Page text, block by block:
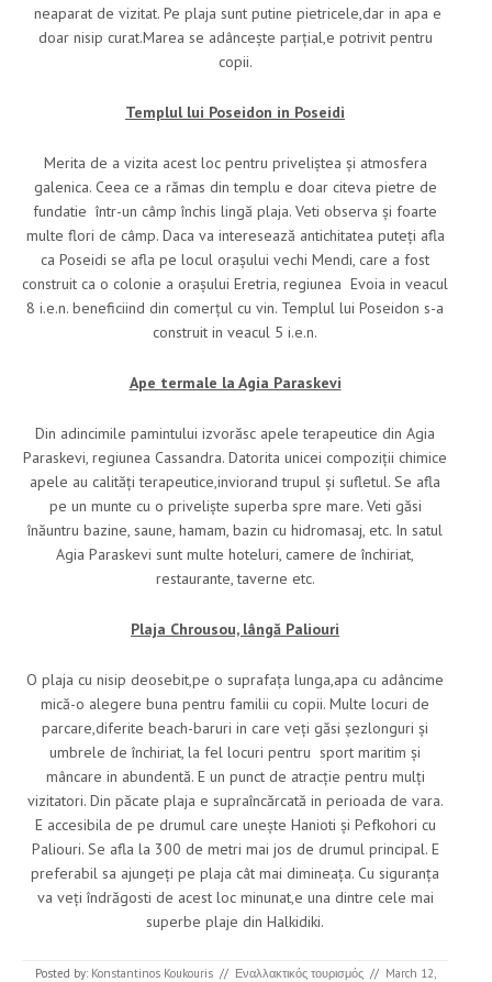
neaparat de vizitat. Pe plaja sunt putine pietricele,dar in apa e
doar nisip curat.Marea se adâncește parțial,e potrivit pentru
copii.
Templul lui Poseidon in Poseidi
Merita de a vizita acest loc pentru priveliștea și atmosfera
galenica. Ceea ce a rămas din templu e doar citeva pietre de
fundatie într-un câmp închis lingă plaja. Veti observa și foarte
multe flori de câmp. Daca va interesează antichitatea puteți afla
ca Poseidi se afla pe locul orașului vechi Mendi, care a fost
construit ca o colonie a orașului Eretria, regiunea Evoia in veacul
8 i.e.n. beneficiind din comerțul cu vin. Templul lui Poseidon s-a
construit in veacul 5 i.e.n.
Ape termale la Agia Paraskevi
Din adincimile pamintului izvorăsc apele terapeutice din Agia
Paraskevi, regiunea Cassandra. Datorita unicei compoziții chimice
apele au calități terapeutice,inviorand trupul și sufletul. Se afla
pe un munte cu o priveliște superba spre mare. Veti găsi
înăuntru bazine, saune, hamam, bazin cu hidromasaj, etc. In satul
Agia Paraskevi sunt multe hoteluri, camere de închiriat,
restaurante, taverne etc.
Plaja Chrousou, lângă Paliouri
O plaja cu nisip deosebit,pe o suprafața lunga,apa cu adâncime
mică-o alegere buna pentru familii cu copii. Multe locuri de
parcare,diferite beach-baruri in care veți găsi șezlonguri și
umbrele de închiriat, la fel locuri pentru sport maritim și
mâncare in abundentă. E un punct de atracție pentru mulți
vizitatori. Din păcate plaja e supraîncărcată in perioada de vara.
E accesibila de pe drumul care unește Hanioti și Pefkohori cu
Paliouri. Se afla la 300 de metri mai jos de drumul principal. E
preferabil sa ajungeți pe plaja cât mai dimineața. Cu siguranța
va veți îndrăgosti de acest loc minunat,e una dintre cele mai
superbe plaje din Halkidiki.
Posted by: Konstantinos Koukouris // Εναλλακτικός τουρισμός // March 12,